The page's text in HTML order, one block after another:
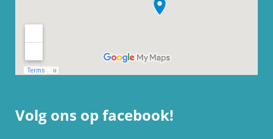
Volg ons op facebook!